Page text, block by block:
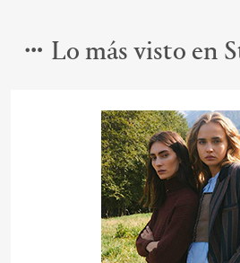
Lo más visto en